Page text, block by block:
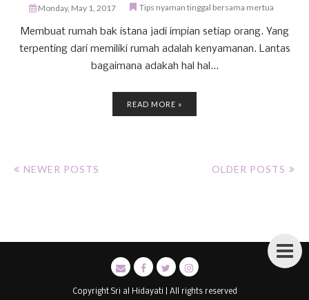
Monday, May 1, 2017 Tips nyaman tinggal bersama mertua
Membuat rumah bak istana jadi impian setiap orang. Yang
terpenting dari memiliki rumah adalah kenyamanan. Lantas
bagaimana adakah hal hal...
READ MORE »
NEWER POSTS OLDER POSTS
Copyright Sri al Hidayati | All rights reserved